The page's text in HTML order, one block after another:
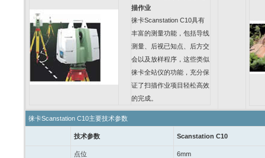
描作业
徕卡Scanstation C10具有
丰富的测量功能，包括导线
测量、后视已知点、后方交
会以及放样程序，这些类似
徕卡全站仪的功能，充分保
证了扫描作业项目轻松高效
的完成。
徕卡Scanstation C10主要技术参数
技术参数 Scanstation C10
点位 6mm